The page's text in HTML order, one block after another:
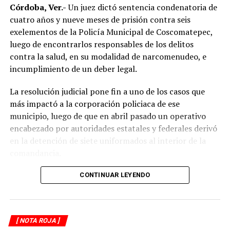
límites de velocidad y aumentar la distancia de
seguridad entre vehículos, especialmente durante la
temporada de lluvias, cuando el riesgo de accidentes se
incrementa en las carreteras de la región.
La circulación en la zona se vio afectada por algunos
minutos mientras se realizaban las labores de auxilio y el
levantamiento de indicios por parte de las autoridades.
Posteriormente, el tránsito fue restablecido de manera
normal.
Córdoba, Ver.-Un juez dictó sentencia condenatoria de
cuatro años y nueve meses de prisión contra seis
exelementos de la Policía Municipal de Coscomatepec,
luego de encontrarlos responsables de los delitos
contra la salud, en su modalidad de narcomenudeo, e
incumplimiento de un deber legal.
La resolución judicial pone fin a uno de los casos que
más impactó a la corporación policiaca de ese
municipio, luego de que en abril pasado un operativo
encabezado por autoridades estatales y federales derivó
en la detención de siete uniformados al interior de la
La intervención se realizó el 10 de abril mediante un
elementos de la Secretaría de Marina (Semar) y de la
Secretaría de Seguridad Pública (SSP), quienes
ejecutaron una revisión en las instalaciones de la
CONTINUAR LEYENDO
[ NOTA ROJA ]